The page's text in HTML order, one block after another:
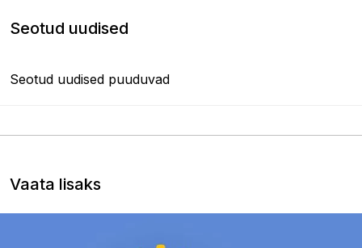
Seotud uudised
Seotud uudised puuduvad
Vaata lisaks